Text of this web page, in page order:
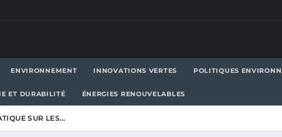
ENVIRONNEMENT INNOVATIONS VERTES POLITIQUES
ET DURABILITÉ ÉNERGIES RENOUVELABLES
SUR LES…